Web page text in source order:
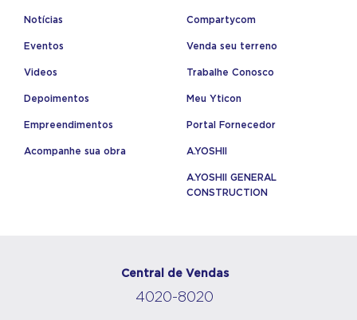
Notícias
Eventos
Videos
Depoimentos
Empreendimentos
Acompanhe sua obra
Compartycom
Venda seu terreno
Trabalhe Conosco
Meu Yticon
Portal Fornecedor
A.YOSHII
A.YOSHII GENERAL
CONSTRUCTION
Central de Vendas
4020-8020